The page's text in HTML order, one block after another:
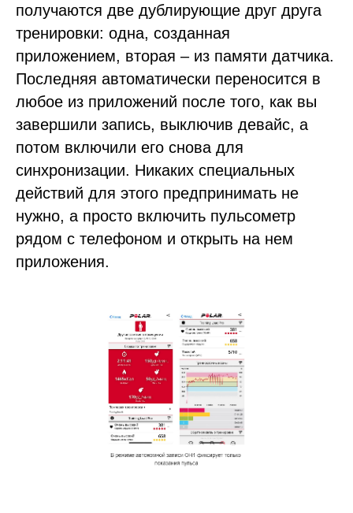
получаются две дублирующие друг друга
тренировки: одна, созданная
приложением, вторая – из памяти датчика.
Последняя автоматически переносится в
любое из приложений после того, как вы
завершили запись, выключив девайс, а
потом включили его снова для
синхронизации. Никаких специальных
действий для этого предпринимать не
нужно, а просто включить пульсометр
рядом с телефоном и открыть на нем
приложения.